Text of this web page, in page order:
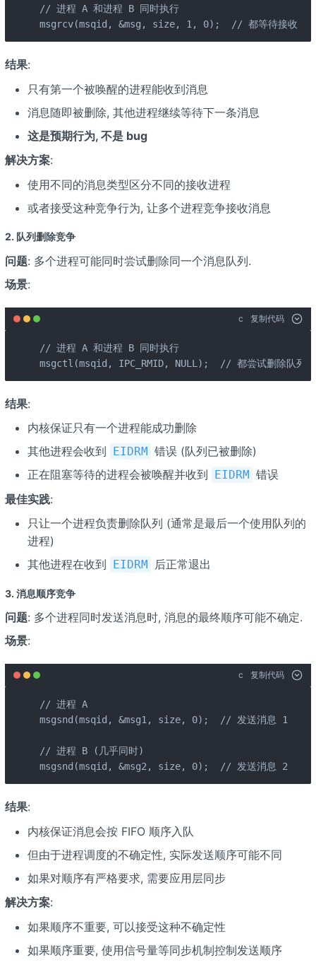
// 进程 A 和进程 B 同时执行
msgrcv(msqid, &msg, size, 1, 0);  // 都等待接收
结果:
只有第一个被唤醒的进程能收到消息
消息随即被删除, 其他进程继续等待下一条消息
这是预期行为, 不是 bug
解决方案:
使用不同的消息类型区分不同的接收进程
或者接受这种竞争行为, 让多个进程竞争接收消息
2. 队列删除竞争
问题: 多个进程可能同时尝试删除同一个消息队列.
场景:
c 复制代码
// 进程 A 和进程 B 同时执行
msgctl(msqid, IPC_RMID, NULL);  // 都尝试删除队列
结果:
内核保证只有一个进程能成功删除
其他进程会收到
EIDRM 错误 (队列已被删除)
正在阻塞等待的进程会被唤醒并收到
EIDRM 错误
最佳实践:
只让一个进程负责删除队列 (通常是最后一个使用队列的
进程)
其他进程在收到
EIDRM 后正常退出
3. 消息顺序竞争
问题: 多个进程同时发送消息时, 消息的最终顺序可能不确定.
场景:
c 复制代码
// 进程 A
msgsnd(msqid, &msg1, size, 0);  // 发送消息 1
// 进程 B (几乎同时)
msgsnd(msqid, &msg2, size, 0);  // 发送消息 2
结果:
内核保证消息会按 FIFO 顺序入队
但由于进程调度的不确定性, 实际发送顺序可能不同
如果对顺序有严格要求, 需要应用层同步
解决方案:
如果顺序不重要, 可以接受这种不确定性
如果顺序重要, 使用信号量等同步机制控制发送顺序